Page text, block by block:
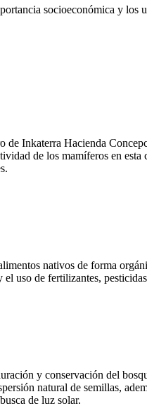
socioeconómica y los
de Inkaterra Hacienda
de los mamíferos en
nativos de forma
uso de fertilizantes,
y conservación del
natural de semillas,
de luz solar.